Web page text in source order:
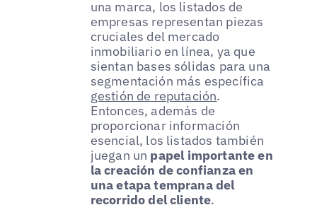
una marca, los listados de
empresas representan piezas
cruciales del mercado
inmobiliario en línea, ya que
sientan bases sólidas para una
segmentación más específica
gestión de reputación.
Entonces, además de
proporcionar información
esencial, los listados también
juegan un papel importante en
la creación de confianza en
una etapa temprana del
recorrido del cliente.